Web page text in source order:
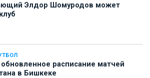
Элдор Шомуродов может
обновленное расписание матчей
в Бишкеке